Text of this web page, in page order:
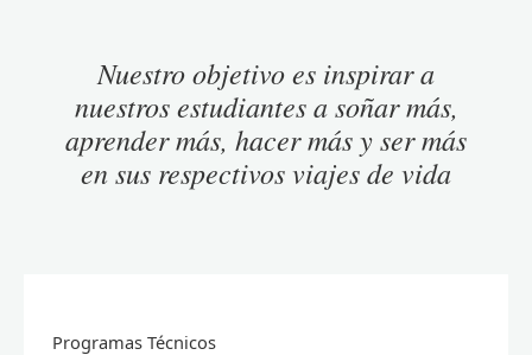
Nuestro objetivo es inspirar a
nuestros estudiantes a soñar más,
aprender más, hacer más y ser más
en sus respectivos viajes de vida
Programas Técnicos